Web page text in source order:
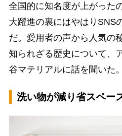
全国的に知名度が上がった
大躍進の裏にはやはりSNS
だ。愛用者の声から人気の
知られざる歴史について、
谷マテリアルに話を聞いた。
洗い物が減り省スペー